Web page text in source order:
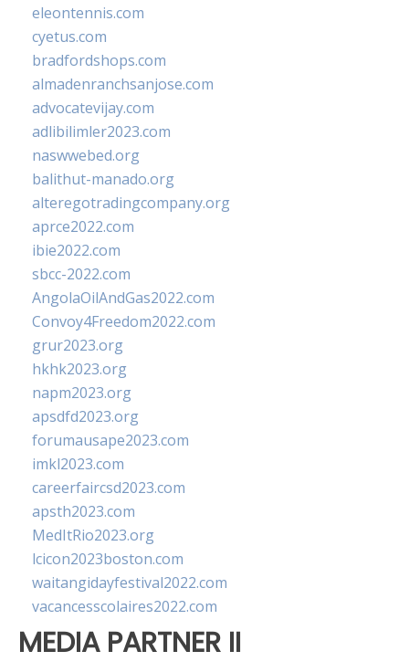
eleontennis.com
cyetus.com
bradfordshops.com
almadenranchsanjose.com
advocatevijay.com
adlibilimler2023.com
naswwebed.org
balithut-manado.org
alteregotradingcompany.org
aprce2022.com
ibie2022.com
sbcc-2022.com
AngolaOilAndGas2022.com
Convoy4Freedom2022.com
grur2023.org
hkhk2023.org
napm2023.org
apsdfd2023.org
forumausape2023.com
imkl2023.com
careerfaircsd2023.com
apsth2023.com
MedItRio2023.org
lcicon2023boston.com
waitangidayfestival2022.com
vacancesscolaires2022.com
MEDIA PARTNER II